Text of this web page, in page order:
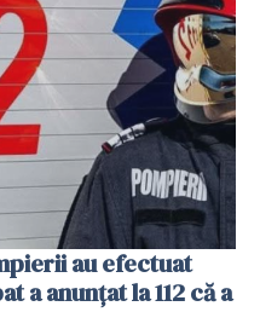
au efectuat
a anunțat la 112 că a